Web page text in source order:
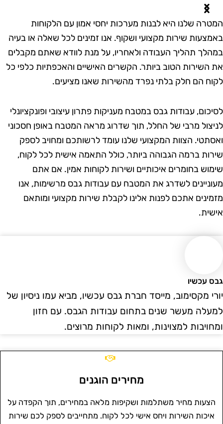
שלנו היא לבנות מערכות יחסי אמון עם הלקוחות
שירות מקצועי ושקוף. אנו זמינים לכל שאלה או בעיה
תהליך העבודה ולאחריו, על מנת לוודא שאתם מקבלים
השירות הטוב ביותר. הקשרים האישיים והאכפתיות כלפי כל
הם חלק בלתי נפרד מהשירות שאנו מציעים.
עבודות גבס במטבח מעניקות פתרון עיצובי ופונקציונלי
מרבי של החלל, תוך שדרוג מראה המטבח באופן חסכוני
הצוות המקצועי שלנו עומד לרשותכם ומחויב לספק
ברמה הגבוהה ביותר, כולל התאמה אישית לכל לקוח,
בחומרים איכותיים ושירות לקוחות אמין. אם אתם
לשדרג את המטבח עם עבודות גבס מרשימות, אנו
אתכם לפנות אלינו לקבלת שירות מקצועי ומותאם
עכשיו
מקסימוב, מייסד חברת גבס עכשיו, מביא עמו ניסיון של
מעשר שנים בתחום עבודות הגבס. עם חזון
למצוינות, ומאות לקוחות מרוצים.
מחירים הוגנים
הצעות מחיר משתלמות ושקיפות מלאה במחירים, תוך הקפדה על
איכות השירות ויחס אישי לכל לקוח. מתחייבים לספק לכם שירות